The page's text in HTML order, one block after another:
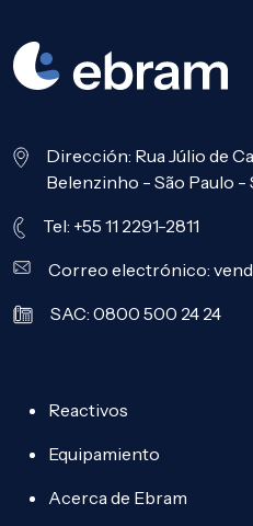
Dirección: Rua Júlio de
Belenzinho - São Paulo -
Tel: +55 11 2291-2811
Correo electrónico:
SAC: 0800 500 24 24
Reactivos
Equipamiento
Acerca de Ebram